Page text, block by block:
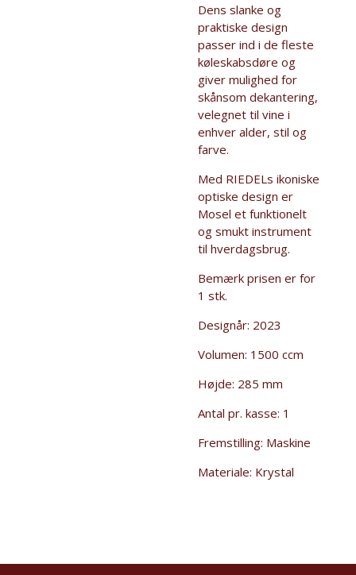
Dens slanke og
praktiske design
passer ind i de fleste
køleskabsdøre og
giver mulighed for
skånsom dekantering,
velegnet til vine i
enhver alder, stil og
farve.
Med RIEDELs ikoniske
optiske design er
Mosel et funktionelt
og smukt instrument
til hverdagsbrug.
Bemærk prisen er for
1 stk.
Designår: 2023
Volumen: 1500 ccm
Højde: 285 mm
Antal pr. kasse: 1
Fremstilling: Maskine
Materiale: Krystal